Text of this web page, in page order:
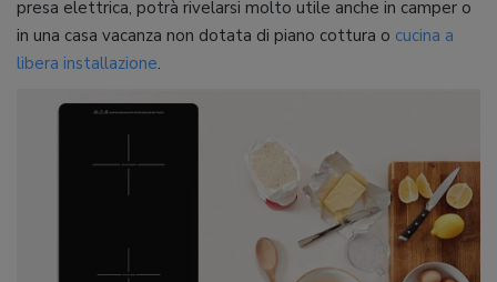
presa elettrica, potrà rivelarsi molto utile anche in camper o
in una casa vacanza non dotata di piano cottura o cucina a
libera installazione.